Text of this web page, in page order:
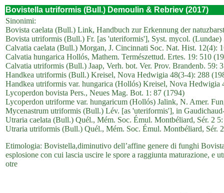
Bovistella utriformis (Bull.) Demoulin & Rebriev (2017)
Sinonimi:
Bovista caelata (Bull.) Link, Handbuch zur Erkennung der
Bovista utriformis (Bull.) Fr. [as 'uteriformis'], Syst. mycol. (Lundae)
Calvatia caelata (Bull.) Morgan, J. Cincinnati Soc. Nat. Hist. 12(4):
Calvatia hungarica Hollós, Mathem. Természettud. Ertes. 19: 510
Calvatia utriformis (Bull.) Jaap, Verh. bot. Ver. Prov. Brandenb. 59:
Handkea utriformis (Bull.) Kreisel, Nova Hedwigia 48(3-4): 288
Handkea utriformis var. hungarica (Hollós) Kreisel, Nova Hedwigia
Lycoperdon bovista Pers., Neues Mag. Bot. 1: 87 (1794)
Lycoperdon utriforme var. hungaricum (Hollós) Jalink, N. Amer.
Mycenastrum utriformis (Bull.) Lév. [as 'uteriformis'], in
Utraria caelata (Bull.) Quél., Mém. Soc. Émul. Montbéliard, Sér. 2
Utraria utriformis (Bull.) Quél., Mém. Soc. Émul. Montbéliard, Sér.
Etimologia: Bovistella,diminutivo dell’affine genere di funghi
esplosione con cui lascia uscire le spore a raggiunta maturazione, e
otre